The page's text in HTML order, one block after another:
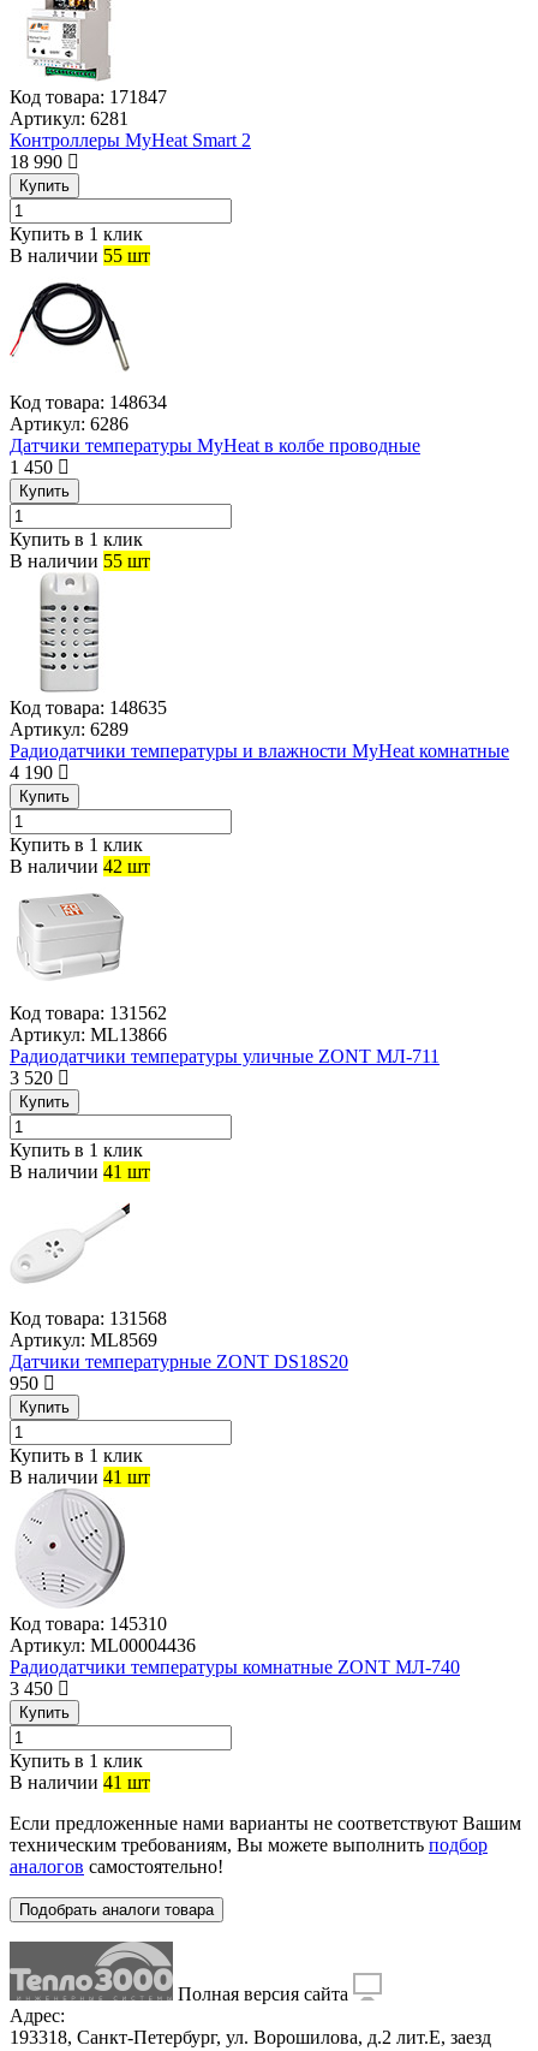
Код товара: 171847
Артикул: 6281
Контроллеры MyHeat Smart 2
18 990
Купить
Купить в 1 клик
В наличии 55 шт
Код товара: 148634
Артикул: 6286
Датчики температуры MyHeat в колбе проводные
1 450
Купить
Купить в 1 клик
В наличии 55 шт
Код товара: 148635
Артикул: 6289
Радиодатчики температуры и влажности MyHeat комнатные
4 190
Купить
Купить в 1 клик
В наличии 42 шт
Код товара: 131562
Артикул: ML13866
Радиодатчики температуры уличные ZONT МЛ-711
3 520
Купить
Купить в 1 клик
В наличии 41 шт
Код товара: 131568
Артикул: ML8569
Датчики температурные ZONT DS18S20
950
Купить
Купить в 1 клик
В наличии 41 шт
Код товара: 145310
Артикул: ML00004436
Радиодатчики температуры комнатные ZONT МЛ-740
3 450
Купить
Купить в 1 клик
В наличии 41 шт
Если предложенные нами варианты не соответствуют Вашим
техническим требованиям, Вы можете выполнить подбор
аналогов самостоятельно!
Подобрать аналоги товара
Полная версия сайта
Адрес:
193318, Санкт-Петербург, ул. Ворошилова, д.2 лит.Е, заезд